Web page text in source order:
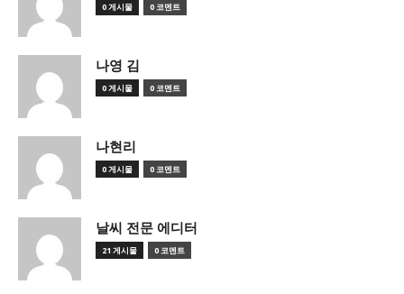
0 게시물 0 코멘트
나영 김
0 게시물 0 코멘트
나현리
0 게시물 0 코멘트
날씨 전문 에디터
21 게시물 0 코멘트